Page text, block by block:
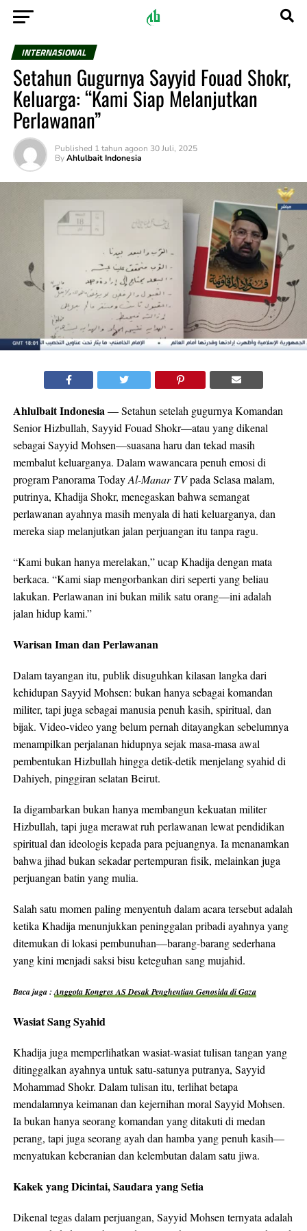
INTERNASIONAL
Setahun Gugurnya Sayyid Fouad Shokr,
Keluarga: “Kami Siap Melanjutkan
Perlawanan”
Published 1 tahun agoon 30 Juli, 2025
By Ahlulbait Indonesia
Ahlulbait Indonesia — Setahun setelah gugurnya Komandan
Senior Hizbullah, Sayyid Fouad Shokr—atau yang dikenal
sebagai Sayyid Mohsen—suasana haru dan tekad masih
membalut keluarganya. Dalam wawancara penuh emosi di
program Panorama TodayAl-Manar TVpada Selasa malam,
putrinya, Khadija Shokr, menegaskan bahwa semangat
perlawanan ayahnya masih menyala di hati keluarganya, dan
mereka siap melanjutkan jalan perjuangan itu tanpa ragu.
“Kami bukan hanya merelakan,” ucap Khadija dengan mata
berkaca. “Kami siap mengorbankan diri seperti yang beliau
lakukan. Perlawanan ini bukan milik satu orang—ini adalah
jalan hidup kami.”
Warisan Iman dan Perlawanan
Dalam tayangan itu, publik disuguhkan kilasan langka dari
kehidupan Sayyid Mohsen: bukan hanya sebagai komandan
militer, tapi juga sebagai manusia penuh kasih, spiritual, dan
bijak. Video-video yang belum pernah ditayangkan sebelumnya
menampilkan perjalanan hidupnya sejak masa-masa awal
pembentukan Hizbullah hingga detik-detik menjelang syahid di
Dahiyeh, pinggiran selatan Beirut.
Ia digambarkan bukan hanya membangun kekuatan militer
Hizbullah, tapi juga merawat ruh perlawanan lewat pendidikan
spiritual dan ideologis kepada para pejuangnya. Ia menanamkan
bahwa jihad bukan sekadar pertempuran fisik, melainkan juga
perjuangan batin yang mulia.
Salah satu momen paling menyentuh dalam acara tersebut adalah
ketika Khadija menunjukkan peninggalan pribadi ayahnya yang
ditemukan di lokasi pembunuhan—barang-barang sederhana
yang kini menjadi saksi bisu keteguhan sang mujahid.
Baca juga :Anggota Kongres AS Desak Penghentian Genosida di Gaza
Wasiat Sang Syahid
Khadija juga memperlihatkan wasiat-wasiat tulisan tangan yang
ditinggalkan ayahnya untuk satu-satunya putranya, Sayyid
Mohammad Shokr. Dalam tulisan itu, terlihat betapa
mendalamnya keimanan dan kejernihan moral Sayyid Mohsen.
Ia bukan hanya seorang komandan yang ditakuti di medan
perang, tapi juga seorang ayah dan hamba yang penuh kasih—
menyatukan keberanian dan kelembutan dalam satu jiwa.
Kakek yang Dicintai, Saudara yang Setia
Dikenal tegas dalam perjuangan, Sayyid Mohsen ternyata adalah